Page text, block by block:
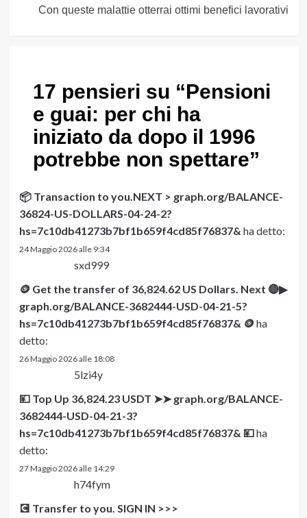
Con queste malattie otterrai ottimi benefici lavorativi
17 pensieri su “Pensioni
e guai: per chi ha
iniziato da dopo il 1996
potrebbe non spettare”
📦 Transaction to you.NEXT > graph.org/BALANCE-
36824-US-DOLLARS-04-24-2?
hs=7c10db41273b7bf1b659f4cd85f76837& ha detto:
24 Maggio 2026 alle 9:34
sxd999
🪙 Get the transfer of 36,824.62 US Dollars. Next 🔴▶
graph.org/BALANCE-3682444-USD-04-21-5?
hs=7c10db41273b7bf1b659f4cd85f76837& 🪙ha
detto:
26 Maggio 2026 alle 18:08
5lzi4y
💴 Top Up 36,824.23 USDT ➤➤ graph.org/BALANCE-
3682444-USD-04-21-3?
hs=7c10db41273b7bf1b659f4cd85f76837& 💴ha
detto:
27 Maggio 2026 alle 14:29
h74fym
💽 Transfer to you. SIGN IN >>>